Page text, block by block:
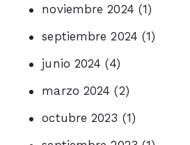
noviembre 2024 (1)
septiembre 2024 (1)
junio 2024 (4)
marzo 2024 (2)
octubre 2023 (1)